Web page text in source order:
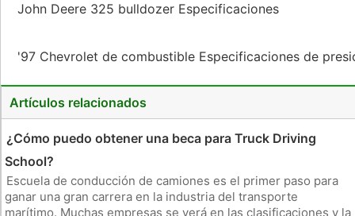
John Deere 325 bulldozer Especificaciones
'97 Chevrolet de combustible Especificaciones de
Artículos relacionados
¿Cómo puedo obtener una beca para Truck Driving
School?
Escuela de conducción de camiones es el primer paso para
ganar una gran carrera en la industria del transporte
marítimo. Muchas empresas se verá en las clasificaciones y la